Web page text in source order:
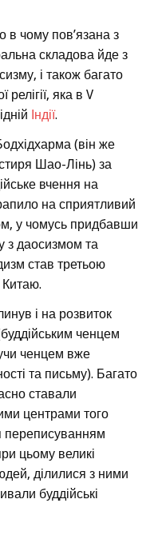
в чому пов’язана з
складова йде з
і також багато
яка в V
Індії.
(він же
Шао-Лінь) за
вчення на
на сприятливий
у чомусь придбавши
з даосизмом та
став третьою
Китаю.
і на розвиток
ченцем
ченцем вже
та письму). Багато
ставали
центрами того
переписуванням
цьому великі
ділилися з ними
буддійські